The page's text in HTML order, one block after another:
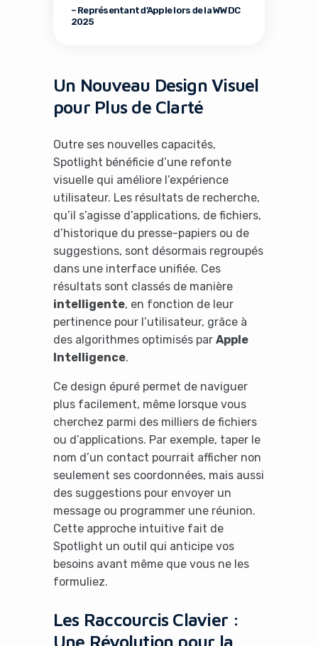
– Représentant d’Apple lors de la WWDC
2025
Un Nouveau Design Visuel
pour Plus de Clarté
Outre ses nouvelles capacités,
Spotlight bénéficie d’une refonte
visuelle qui améliore l’expérience
utilisateur. Les résultats de recherche,
qu’il s’agisse d’applications, de fichiers,
d’historique du presse-papiers ou de
suggestions, sont désormais regroupés
dans une interface unifiée. Ces
résultats sont classés de manière
intelligente, en fonction de leur
pertinence pour l’utilisateur, grâce à
des algorithmes optimisés par Apple
Intelligence.
Ce design épuré permet de naviguer
plus facilement, même lorsque vous
cherchez parmi des milliers de fichiers
ou d’applications. Par exemple, taper le
nom d’un contact pourrait afficher non
seulement ses coordonnées, mais aussi
des suggestions pour envoyer un
message ou programmer une réunion.
Cette approche intuitive fait de
Spotlight un outil qui anticipe vos
besoins avant même que vous ne les
formuliez.
Les Raccourcis Clavier :
Une Révolution pour la